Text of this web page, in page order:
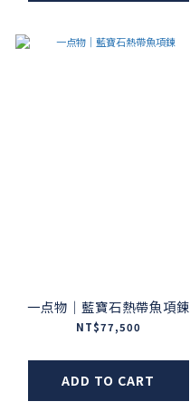
一点物｜藍寶石熱帶魚項鍊
NT$77,500
ADD TO CART